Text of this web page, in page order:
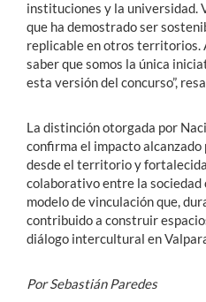
instituciones y la universidad.
que ha demostrado ser
replicable en otros territorios.
saber que somos la única
esta versión del concurso”,
La distinción otorgada por
confirma el impacto
desde el territorio y
colaborativo entre la sociedad
modelo de vinculación que,
contribuido a construir
diálogo intercultural en
Por Sebastián Paredes